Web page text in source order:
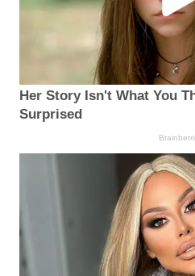
Her Story Isn't What You
Surprised